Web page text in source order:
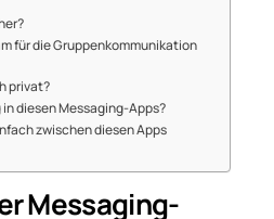
für die Gruppenkommunikation
privat?
in diesen Messaging-Apps?
zwischen diesen Apps
Messaging-